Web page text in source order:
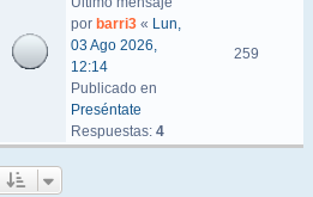
por barri3 « Lun,
03 Ago 2026,
12:14
Publicado en
Preséntate
Respuestas: 4
259